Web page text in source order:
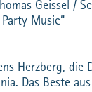
Geissel /
Music“
Herzberg, die
Das Beste